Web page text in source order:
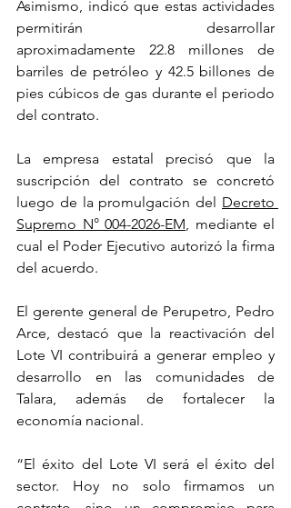
Asimismo, indicó que estas actividades
permitirán desarrollar
aproximadamente 22.8 millones de
barriles de petróleo y 42.5 billones de
pies cúbicos de gas durante el periodo
del contrato.
La empresa estatal precisó que la
suscripción del contrato se concretó
luego de la promulgación del Decreto
Supremo N° 004-2026-EM , mediante el
cual el Poder Ejecutivo autorizó la firma
del acuerdo.
El gerente general de Perupetro, Pedro
Arce, destacó que la reactivación del
Lote VI contribuirá a generar empleo y
desarrollo en las comunidades de
Talara, además de fortalecer la
economía nacional.
“El éxito del Lote VI será el éxito del
sector. Hoy no solo firmamos un